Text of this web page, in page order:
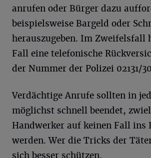
anrufen oder Bürger dazu
beispielsweise Bargeld oder
herauszugeben. Im Zweifelsfall
Fall eine telefonische
der Nummer der Polizei 02131/
Verdächtige Anrufe sollten in
möglichst schnell beendet,
Handwerker auf keinen Fall ins
werden. Wer die Tricks der
sich besser schützen.